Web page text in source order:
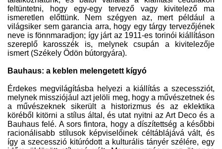
feltüntetni, hogy egy-egy tervező vagy kivitelező ma
ismeretlen előttünk. Nem szégyen az, mert például a
világsiker sem garancia arra, hogy egy tárgy tervezőjének
neve is fönnmaradjon; így járt az 1911-es torinói kiállításon
szereplő karosszék is, melynek csupán a kivitelezője
ismert (Székely Ödön bútorgyára).
Bauhaus: a keblen melengetett kígyó
Érdekes megvilágításba helyezi a kiállítás a szecessziót,
melynek missziójául azt jelöli meg, hogy a művészetnek és
a művészeknek sikerült a historizmus és az eklektika
köréből kitörni a stílus által, és utat nyitni az Art Deco és a
Bauhaus felé. A sors fintora, hogy a díszítettség a későbbi
racionálisabb stílusok képviselőinek céltáblájává vált, és
így a szecesszió kitúródott a kulturális tányér szélére, egy